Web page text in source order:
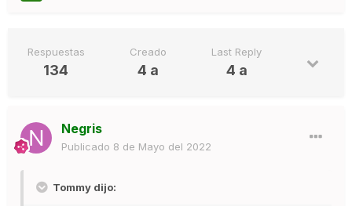
Respuestas
134
Creado
4 a
Last Reply
4 a
Negris
Publicado 8 de Mayo del 2022
Tommy dijo: